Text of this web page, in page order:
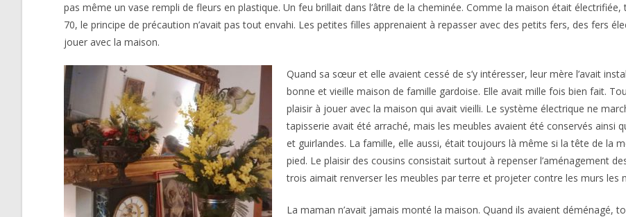
pas même un vase rempli de fleurs en plastique. Un feu brillait dans l’âtre de la cheminée. Comme la maison était
70, le principe de précaution n’avait pas tout envahi. Les petites filles apprenaient à repasser avec des petits fers, des fers
jouer avec la maison.
Quand sa sœur et elle avaient cessé de s’y intéresser, leur mère l’avait
bonne et vieille maison de famille gardoise. Elle avait mille fois bien fait.
plaisir à jouer avec la maison qui avait vieilli. Le système électrique ne
tapisserie avait été arraché, mais les meubles avaient été conservés ainsi
et guirlandes. La famille, elle aussi, était toujours là même si la tête de la
pied. Le plaisir des cousins consistait surtout à repenser l’aménagement
trois aimait renverser les meubles par terre et projeter contre les murs les
La maman n’avait jamais monté la maison. Quand ils avaient déménagé,